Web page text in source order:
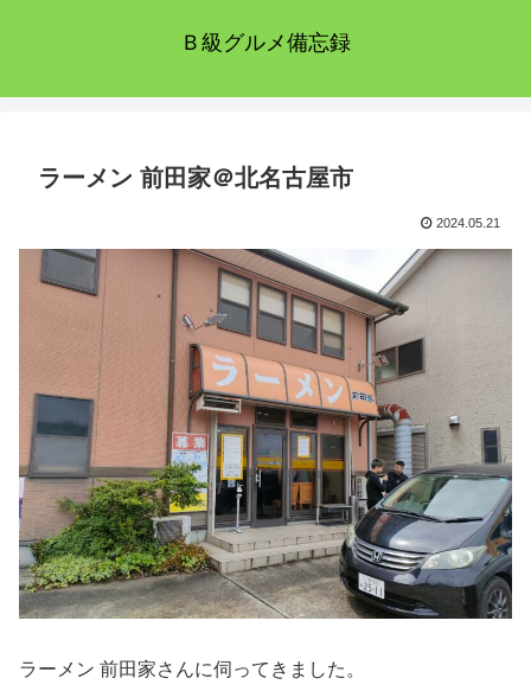
Ｂ級グルメ備忘録
ラーメン 前田家＠北名古屋市
2024.05.21
ラーメン 前田家さんに伺ってきました。